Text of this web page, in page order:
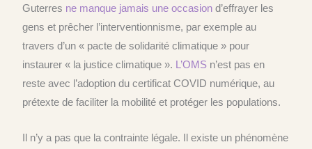
Guterres ne manque jamais une occasion d’effrayer les
gens et prêcher l’interventionnisme, par exemple au
travers d’un « pacte de solidarité climatique » pour
instaurer « la justice climatique ». L’OMS n’est pas en
reste avec l’adoption du certificat COVID numérique, au
prétexte de faciliter la mobilité et protéger les populations.
Il n’y a pas que la contrainte légale. Il existe un phénomène